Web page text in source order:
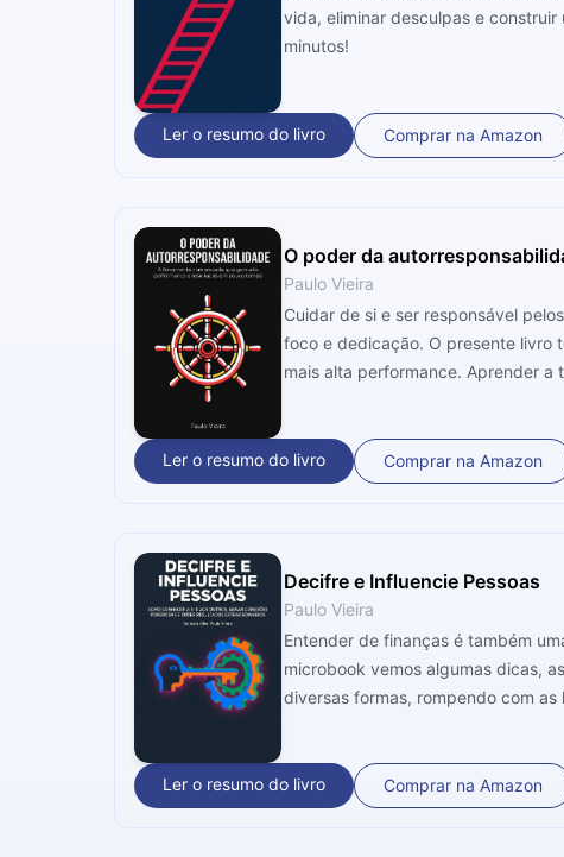
vida, eliminar desculpas e
minutos!
Ler o resumo do livro Comprar na Amazon
O poder da
Paulo Vieira
Cuidar de si e ser responsável
foco e dedicação. O presente livro
mais alta performance. Aprender a ter
Vamos nessa?
Ler o resumo do livro Comprar na Amazon
Decifre e Influencie Pessoas
Paulo Vieira
Entender de finanças é também
microbook vemos algumas dicas,
diversas formas, rompendo com as
Ler o resumo do livro Comprar na Amazon